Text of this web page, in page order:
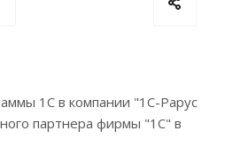
1С в компании "1С-Рарус
партнера фирмы "1С" в